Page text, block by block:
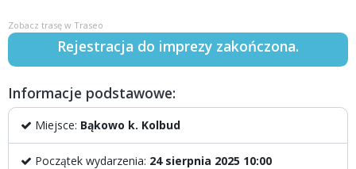
Zobacz trasę w Traseo
Rejestracja do imprezy zakończona.
Informacje podstawowe:
Miejsce: Bąkowo k. Kolbud
Początek wydarzenia: 24 sierpnia 2025 10:00